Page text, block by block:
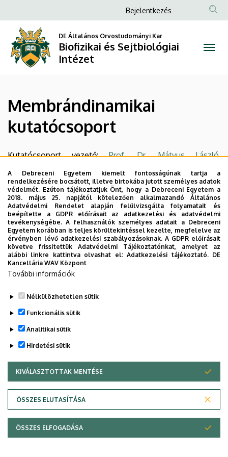
Membrándinamikai
kutatócsoport
Biofizikai
Sejtbiológiai
Intézet
a
tartalomra
Anonim
fiók
menüje
Bejelentkezés
DE Általános Orvostudományi Kar
Biofizikai és Sejtbiológiai
Intézet
Membrándinamikai
kutatócsoport
Kutatócsoport vezető:Prof. Dr. Mátyus László,
Bővebb információért kérem, szíveskedjen azangol
nyelvű oldalrakattintani.
Legutóbbi frissítés: 2023. 08. 07. 15:57
Adatvédelem
Szerzői jog © 2026 Unideb
A Debreceni Egyetem kiemelt fontosságúnak tartja a
rendelkezésére bocsátott, illetve birtokába jutott személyes adatok
védelmét. Ezúton tájékoztatjuk Önt, hogy a Debreceni Egyetem a
2018. május 25. napjától kötelezően alkalmazandó Általános
Adatvédelmi Rendelet alapján felülvizsgálta folyamatait és
beépítette a GDPR előírásait az adatkezelési és adatvédelmi
tevékenységébe. A felhasználók személyes adatait a Debreceni
Egyetem korábban is teljes körültekintéssel kezelte, megfelelve az
érvényben lévő adatkezelési szabályozásoknak. A GDPR előírásait
követve frissítettük Adatvédelmi Tájékoztatónkat, amelyet az
alábbi linkre kattintva olvashat el:Adatkezelési tájékoztató. DE
Kancellária WAV Központ
További információk
Nélkülözhetetlen sütik
Funkcionális sütik
Analitikai sütik
Hirdetési sütik
KIVÁLASZTOTTAK MENTÉSE
ÖSSZES ELUTASÍTÁSA
WITHDRAW CONSENT
ÖSSZES ELFOGADÁSA